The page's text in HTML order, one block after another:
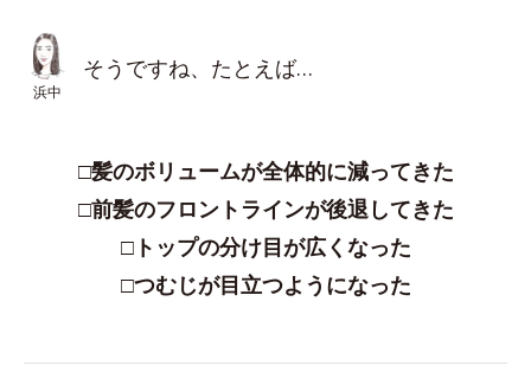
浜中
そうですね、たとえば…
□髪のボリュームが全体的に減ってきた
□前髪のフロントラインが後退してきた
□トップの分け目が広くなった
□つむじが目立つようになった